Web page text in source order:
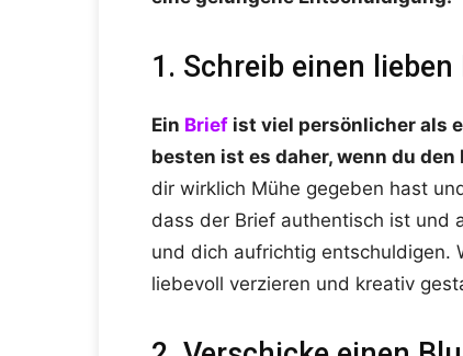
1. Schreib einen lieben
Ein Brief ist viel persönlicher als
besten ist es daher, wenn du
dir wirklich Mühe gegeben hast
dass der Brief authentisch ist und
und dich aufrichtig entschuldigen.
liebevoll verzieren und kreativ